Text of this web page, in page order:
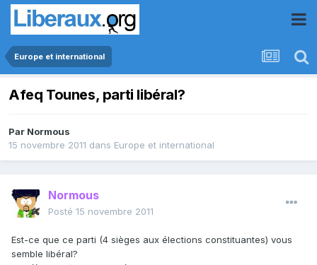
Europe et international
Afeq Tounes, parti libéral?
Par Normous
15 novembre 2011 dans Europe et international
Normous
Posté 15 novembre 2011
Est-ce que ce parti (4 sièges aux élections constituantes) vous
semble libéral?